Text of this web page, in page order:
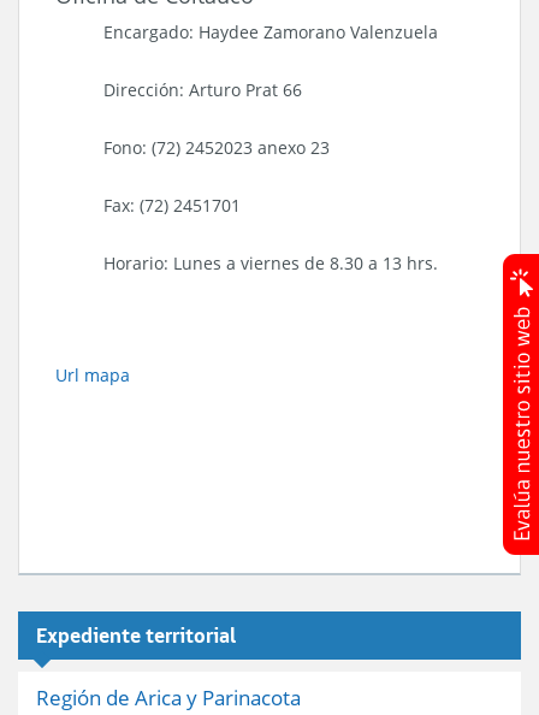
Encargado: Haydee Zamorano Valenzuela
Dirección: Arturo Prat 66
Fono: (72) 2452023 anexo 23
Fax: (72) 2451701
Horario: Lunes a viernes de 8.30 a 13 hrs.
Url mapa
Expediente territorial
Región de Arica y Parinacota